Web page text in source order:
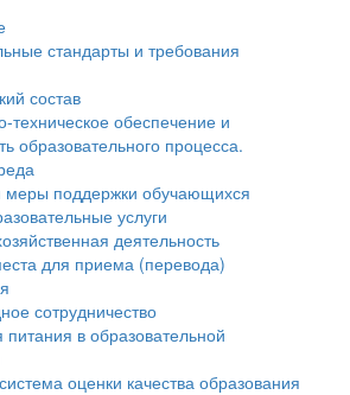
стандарты и требования
состав
техническое обеспечение и
образовательного процесса.
меры поддержки обучающихся
услуги
деятельность
для приема (перевода)
сотрудничество
в образовательной
оценки качества образования